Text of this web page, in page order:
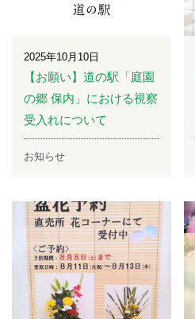
2025年10月10日
【お願い】道の駅「庭園
の郷 保内」における視察
受入れについて
お知らせ